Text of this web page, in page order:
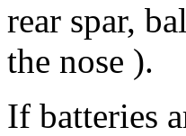
rear spar,
the nose ).
If batteries